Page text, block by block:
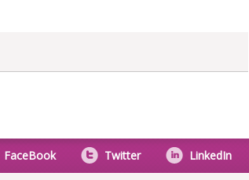
FaceBook Twitter LinkedIn